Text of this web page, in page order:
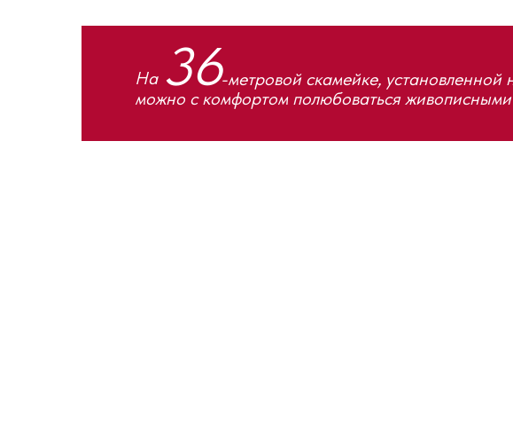
36-метровой скамейке,
На
можно с комфортом полюбоваться
установленной